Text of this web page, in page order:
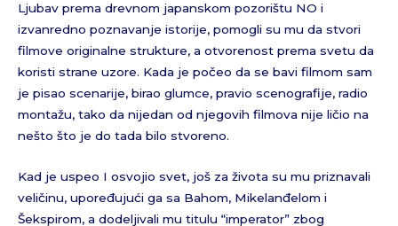
Ljubav prema drevnom japanskom pozorištu NO i
izvanredno poznavanje istorije, pomogli su mu da stvori
filmove originalne strukture, a otvorenost prema svetu da
koristi strane uzore. Kada je počeo da se bavi filmom sam
je pisao scenarije, birao glumce, pravio scenografije, radio
montažu, tako da nijedan od njegovih filmova nije ličio na
nešto što je do tada bilo stvoreno.
Kad je uspeo I osvojio svet, još za života su mu priznavali
veličinu, upoređujući ga sa Bahom, Mikelanđelom i
Šekspirom, a dodeljivali mu titulu “imperator” zbog